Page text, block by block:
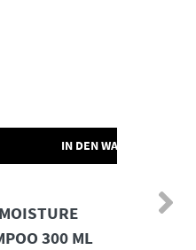
IN DEN WARENKORB
300 ML